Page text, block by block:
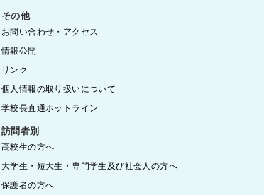
その他
お問い合わせ・アクセス
情報公開
リンク
個人情報の取り扱いについて
学校長直通ホットライン
訪問者別
高校生の方へ
大学生・短大生・専門学生及び社会人の方へ
保護者の方へ